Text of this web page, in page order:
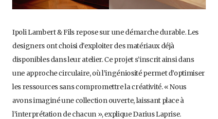
Ipoli Lambert & Fils repose sur une démarche durable. Les
designers ont choisi d’exploiter des matériaux déjà
disponibles dans leur atelier. Ce projet s’inscrit ainsi dans
une approche circulaire, où l’ingéniosité permet d’optimiser
les ressources sans compromettre la créativité. « Nous
avons imaginé une collection ouverte, laissant place à
l’interprétation de chacun », explique Darius Laprise.